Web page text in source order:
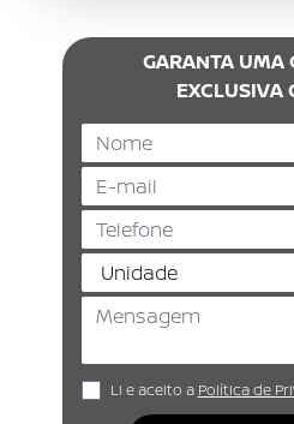
GARANTA UMA
EXCLUSIVA
Li e aceito a Política de